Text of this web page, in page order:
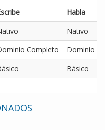
Habla
Nativo
Completo
Dominio
Básico